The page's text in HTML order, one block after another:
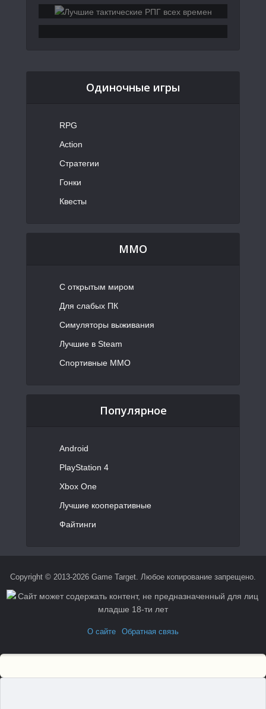
Одиночные игры
RPG
Action
Стратегии
Гонки
Квесты
MMO
С открытым миром
Для слабых ПК
Симуляторы выживания
Лучшие в Steam
Спортивные MMO
Популярное
Android
PlayStation 4
Xbox One
Лучшие кооперативные
Файтинги
Copyright © 2013-2026 Game Target. Любое копирование запрещено.
О сайте Обратная связь